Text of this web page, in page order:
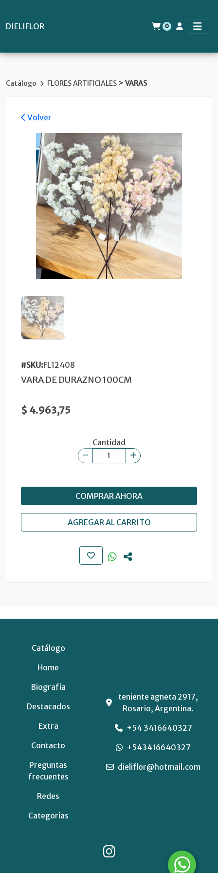
DIELIFLOR 0
Catálogo FLORES ARTIFICIALES > VARAS
Volver
#SKU:FL12408
VARA DE DURAZNO 100CM
$ 4.963,75
Cantidad
COMPRAR AHORA
AGREGAR AL CARRITO
Catálogo
Home
Biografía
Destacados
Extra
Contacto
Preguntas
frecuentes
Redes
Categorías
teniente agneta 2917,
Rosario, Argentina.
+54 3416640327
+543416640327
dieliflor@hotmail.com